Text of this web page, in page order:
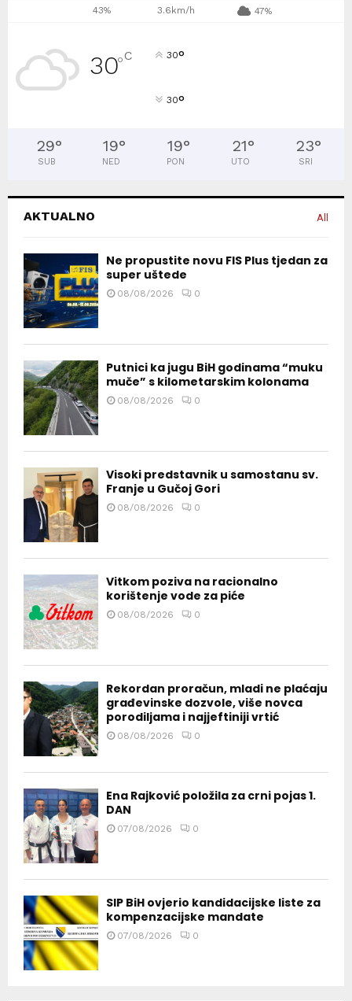
43% 3.6km/h 47%
30°C 30°
30°
29°
SUB
19°
NED
19°
PON
21°
UTO
23°
SRI
AKTUALNO All
Ne propustite novu FIS Plus tjedan za
super uštede
08/08/2026 0
Putnici ka jugu BiH godinama “muku
muče” s kilometarskim kolonama
08/08/2026 0
Visoki predstavnik u samostanu sv.
Franje u Gučoj Gori
08/08/2026 0
Vitkom poziva na racionalno
korištenje vode za piće
08/08/2026 0
Rekordan proračun, mladi ne plaćaju
građevinske dozvole, više novca
porodiljama i najjeftiniji vrtić
08/08/2026 0
Ena Rajković položila za crni pojas 1.
DAN
07/08/2026 0
SIP BiH ovjerio kandidacijske liste za
kompenzacijske mandate
07/08/2026 0